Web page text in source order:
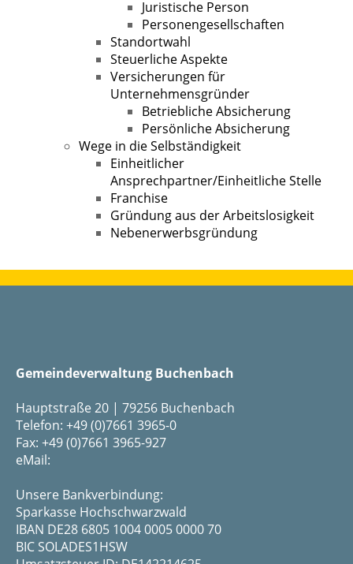
Juristische Person
Personengesellschaften
Standortwahl
Steuerliche Aspekte
Versicherungen für
Unternehmensgründer
Betriebliche Absicherung
Persönliche Absicherung
Wege in die Selbständigkeit
Einheitlicher
Ansprechpartner/Einheitliche Stelle
Franchise
Gründung aus der Arbeitslosigkeit
Nebenerwerbsgründung
Gemeindeverwaltung Buchenbach
Hauptstraße 20 | 79256 Buchenbach
Telefon: +49 (0)7661 3965-0
Fax: +49 (0)7661 3965-927
eMail:
Unsere Bankverbindung:
Sparkasse Hochschwarzwald
IBAN DE28 6805 1004 0005 0000 70
BIC SOLADES1HSW